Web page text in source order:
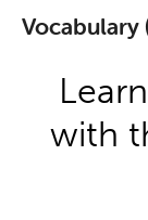
Vocabulary
with